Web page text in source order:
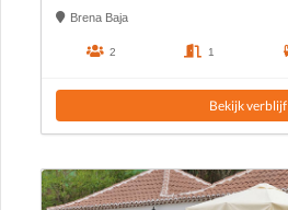
Brena Baja
2 1
Bekijk verblijf